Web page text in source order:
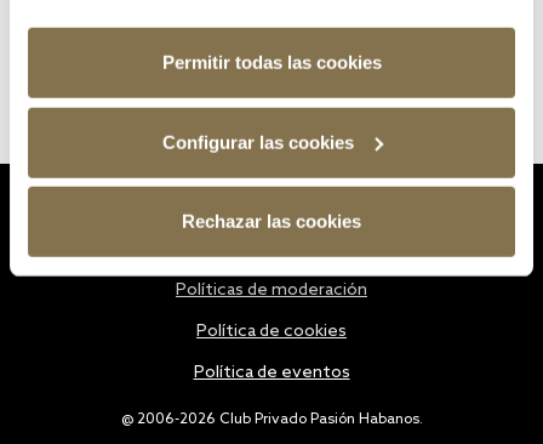
Permitir todas las cookies
Configurar las cookies
Rechazar las cookies
@ 2006-2026 Club Privado Pasión Habanos.
Políticas de moderación
Política de cookies
Política de eventos